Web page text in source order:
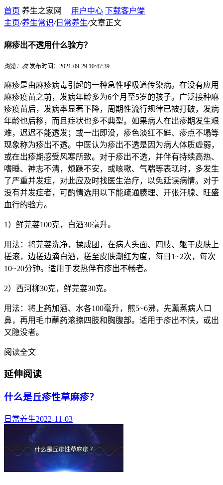
首页 养生之家网 用户中心 下载客户端
主页/养生常识/日常养生/文章正文
麻疹出不透用什么验方？
浏览： 次 发布时间：2021-09-29 10:47:39
麻疹是由麻疹病毒引起的一种急性呼吸道传染病。在没有应用
麻疹疫苗之前，发病年龄多为6个月至5岁的孩子。广泛接种麻
疹疫苗后，发病率显著下降，周期性流行规律已被打破，发病
年龄也后移，而且症状也多不典型。如果病人在出疹期发生艰
难，迟迟不能透发；或一出即没，疹色淡红不鲜、疹点不塌等
现象称为疹出不透。中医认为疹出不透是因为病人体质虚弱，
或在出疹期感受风寒所致。对于疹出不透，并伴有持续高热、
嗜睡、神志不清，烦躁不安，或咳嗽、气喘等表现时，多发生
了严重并发症，对此应及时找医生治疗，以免延误病情。对于
没有并发症者，可酌情选用以下能疏通腠理、开张汗腺、旺盛
血行的验方。
1）鲜芫荽100克，白酒30毫升。
用法：将芫荽洗净，揉成团，在病人头面、四肢、躯干皮肤上
搓滚，边搓边滴白酒，搓至皮肤潮红为度，每日1~2次，每次
10~20分钟。适用于发热伴有疹出不畅者。
2）西河柳30克，鲜芫荽30克。
用法：将上药加酒、水各100毫升，煎5~6沸，先薰蒸病人口
鼻，再用毛巾蘸药滚擦四肢和胸腹部。适用于疹出不快，或出
又隐没者。
阅读全文
延伸阅读
什么是丘疹性草麻疹？
日常养生2022-11-03